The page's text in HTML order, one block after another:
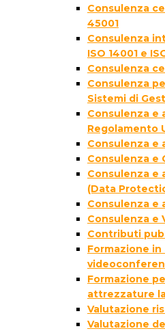
Consulenza
45001
Consulenza
ISO 14001 e
Consulenza
Consulenza
Sistemi di
Consulenza e
Regolamento
Consulenza e
Consulenza e
Consulenza e
(Data
Consulenza e
Consulenza e
Contributi
Formazione in
Formazione
attrezzature
Valutazione
Valutazione